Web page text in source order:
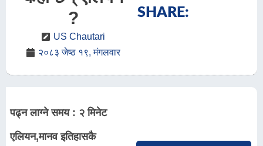
?
US Chautari
२०८३ जेष्ठ १९, मंगलवार
SHARE:
पढ्न लाग्ने समय : २ मिनेट
एलियन,मानव इतिहासकै